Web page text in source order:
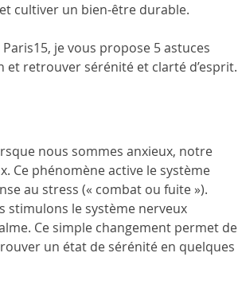
cultiver un bien-être durable.
je vous propose 5 astuces
retrouver sérénité et clarté d’esprit.
nous sommes anxieux, notre
Ce phénomène active le système
au stress (« combat ou fuite »).
stimulons le système nerveux
Ce simple changement permet de
un état de sérénité en quelques